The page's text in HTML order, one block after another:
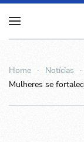
Home Notícias
Mulheres se